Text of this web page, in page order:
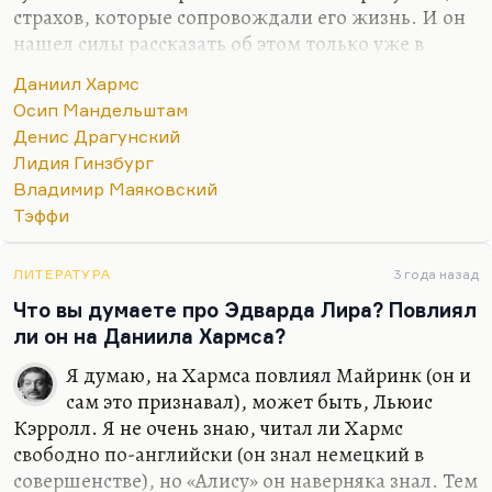
страхов, которые сопровождали его жизнь. И он
нашел силы рассказать об этом только уже в
выражался во множестве компульсий. Да, это
прерогатива людей, тонко чувствующих мир. Это
особенность людей, у которых с миром более
тонкая связь. Я так думаю. Или, может быть, это
вариант сюжетостроения: человек защищается от
сути мира, придумывая себе ритуалы. Значит, он
интуитивно.
Вообще, компульсии – это такие конвульсии духа
всегда. Я…
Даниил Хармс
Осип Мандельштам
Денис Драгунский
Лидия Гинзбург
Владимир Маяковский
Тэффи
ЛИТЕРАТУРА 3 года назад
Что вы думаете про Эдварда Лира? Повлиял
ли он на Даниила Хармса?
Я думаю, на Хармса повлиял Майринк (он и
сам это признавал), может быть, Льюис
Кэрролл. Я не очень знаю, читал ли Хармс
свободно по-английски (он знал немецкий в
совершенстве), но «Алису» он наверняка знал. Тем